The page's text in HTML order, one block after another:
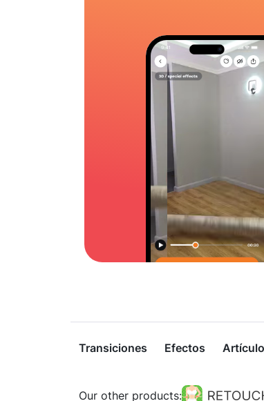
Transiciones Efectos
Our other products: